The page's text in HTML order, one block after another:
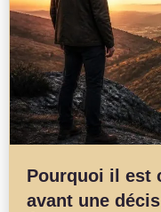
Pourquoi il est
avant une